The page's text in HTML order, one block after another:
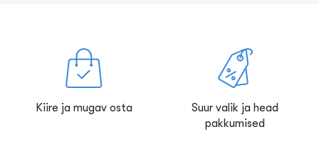
Kiire ja mugav osta
Suur valik ja head
pakkumised